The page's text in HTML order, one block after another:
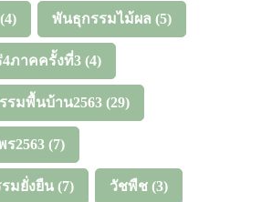
(4) พันธุกรรมไม้ผล (5)
ภาคครั้งที่3 (4)
มพื้นบ้าน2563 (29)
2563 (7)
มยั่งยืน (7) วัชพืช (3)